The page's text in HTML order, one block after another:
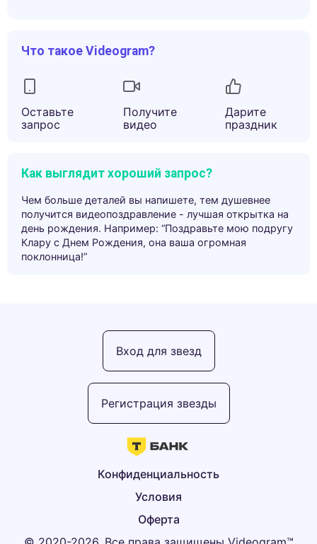
Что такое Videogram?
Оставьте
запрос
Получите
видео
Дарите
праздник
Как выглядит хороший запрос?
Чем больше деталей вы напишете, тем душевнее
получится видеопоздравление - лучшая открытка на
день рождения. Например: “Поздравьте мою подругу
Клару с Днем Рождения, она ваша огромная
поклонница!”
Оферта
Условия
Конфиденциальность
Регистрация звезды
Вход для звезд